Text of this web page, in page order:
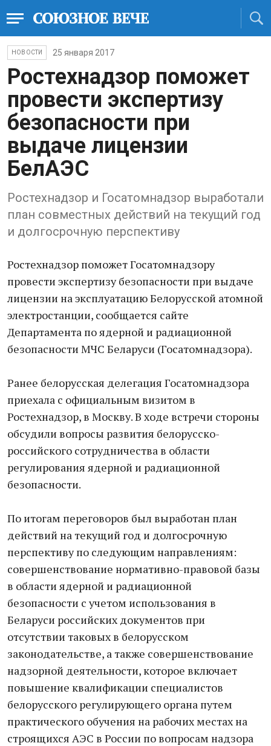
НОВОСТИ 25 января 2017
Ростехнадзор поможет
провести экспертизу
безопасности при
выдаче лицензии
БелАЭС
Ростехнадзор и Госатомнадзор выработали
план совместных действий на текущий год
и долгосрочную перспективу
Ростехнадзор поможет Госатомнадзору
провести экспертизу безопасности при выдаче
лицензии на эксплуатацию Белорусской атомной
электростанции, сообщается сайте
Департамента по ядерной и радиационной
безопасности МЧС Беларуси (Госатомнадзора).
Ранее белорусская делегация Госатомнадзора
приехала с официальным визитом в
Ростехнадзор, в Москву. В ходе встречи стороны
обсудили вопросы развития белорусско-
российского сотрудничества в области
регулирования ядерной и радиационной
безопасности.
По итогам переговоров был выработан план
действий на текущий год и долгосрочную
перспективу по следующим направлениям:
совершенствование нормативно-правовой базы
в области ядерной и радиационной
безопасности с учетом использования в
Беларуси российских документов при
отсутствии таковых в белорусском
законодательстве, а также совершенствование
надзорной деятельности, которое включает
повышение квалификации специалистов
белорусского регулирующего органа путем
практического обучения на рабочих местах на
строящихся АЭС в России по вопросам надзора